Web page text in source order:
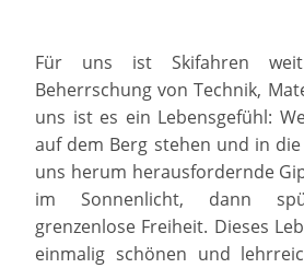
Für uns ist Skifahren
Beherrschung von Technik,
uns ist es ein Lebensgefühl:
auf dem Berg stehen und in
uns herum herausfordernde
im Sonnenlicht, dann
grenzenlose Freiheit. Dieses
einmalig schönen und